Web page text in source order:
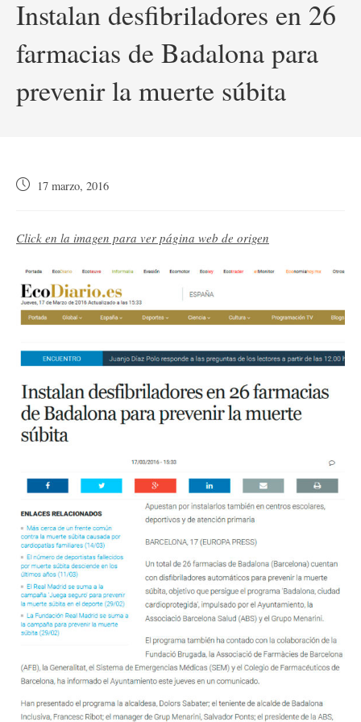
Instalan desfibriladores en 26
farmacias de Badalona para
prevenir la muerte súbita
Publicación
entrada:
17 marzo, 2016
Click en la imagen para ver página web de origen